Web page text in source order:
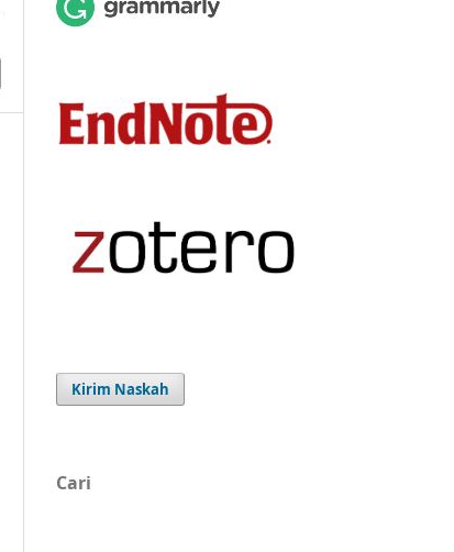
Kirim Naskah
Cari